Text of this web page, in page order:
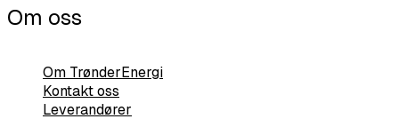
Om oss
Om TrønderEnergi
Kontakt oss
Leverandører